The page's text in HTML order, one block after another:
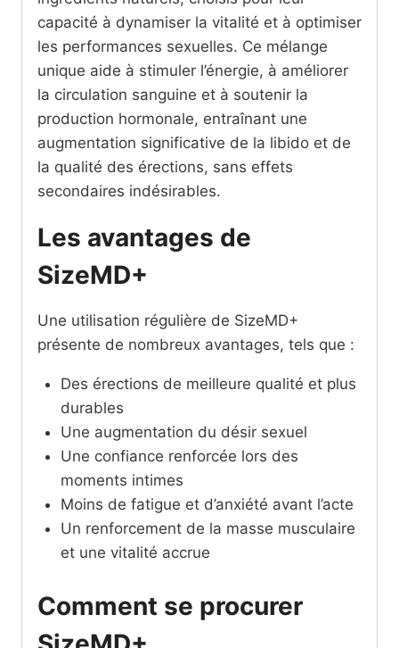
capacité à dynamiser la vitalité et à optimiser
les performances sexuelles. Ce mélange
unique aide à stimuler l’énergie, à améliorer
la circulation sanguine et à soutenir la
production hormonale, entraînant une
augmentation significative de la libido et de
la qualité des érections, sans effets
secondaires indésirables.
Les avantages de
SizeMD+
Une utilisation régulière de SizeMD+
présente de nombreux avantages, tels que :
Des érections de meilleure qualité et plus
durables
Une augmentation du désir sexuel
Une confiance renforcée lors des
moments intimes
Moins de fatigue et d’anxiété avant l’acte
Un renforcement de la masse musculaire
et une vitalité accrue
Comment se procurer